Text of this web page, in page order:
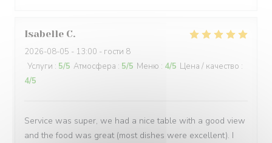
Isabelle C
2026-08-05 - 13:00 - гости 8
Услуги : 5/5 Атмосфера : 5/5 Меню : 4/5 Цена / качество :
4/5
Service was super, we had a nice table with a good view
and the food was great (most dishes were excellent). I